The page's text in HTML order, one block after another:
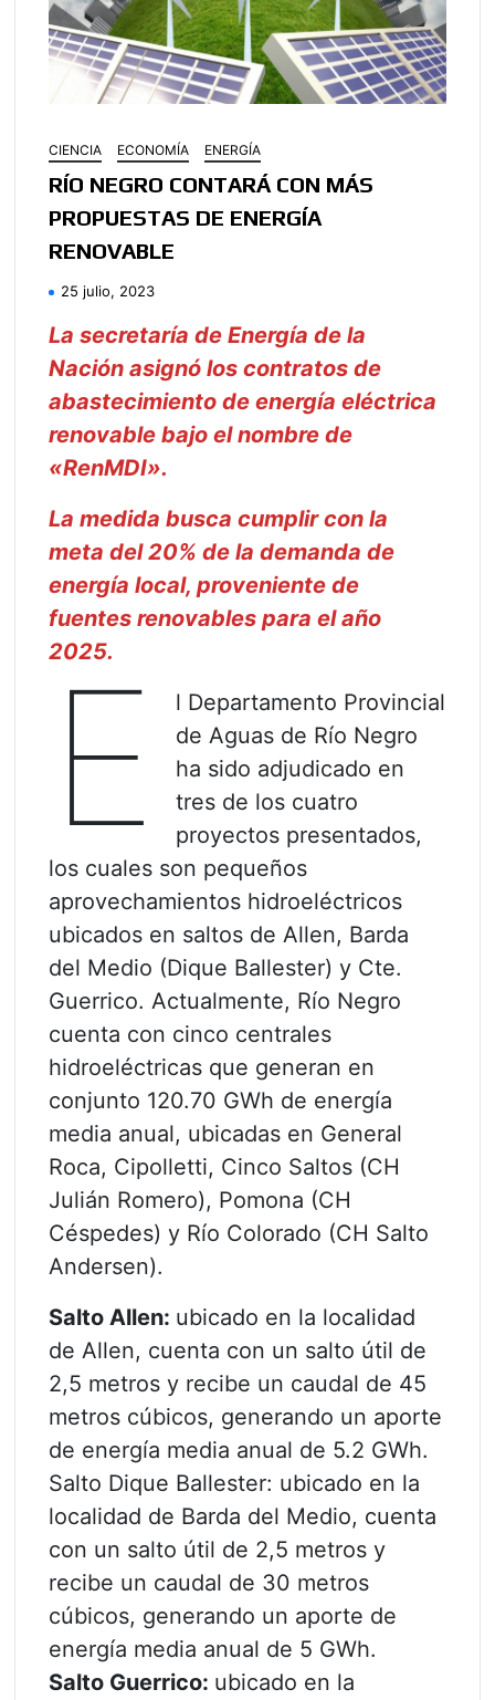
CIENCIA ECONOMÍA ENERGÍA
RÍO NEGRO CONTARÁ CON MÁS
PROPUESTAS DE ENERGÍA
RENOVABLE
25 julio, 2023
La secretaría de Energía de la
Nación asignó los contratos de
abastecimiento de energía eléctrica
renovable bajo el nombre de
«RenMDI».
La medida busca cumplir con la
meta del 20% de la demanda de
energía local, proveniente de
fuentes renovables para el año
2025.
E
l Departamento Provincial
de Aguas de Río Negro
ha sido adjudicado en
tres de los cuatro
proyectos presentados,
los cuales son pequeños
aprovechamientos hidroeléctricos
ubicados en saltos de Allen, Barda
del Medio (Dique Ballester) y Cte.
Guerrico. Actualmente, Río Negro
cuenta con cinco centrales
hidroeléctricas que generan en
conjunto 120.70 GWh de energía
media anual, ubicadas en General
Roca, Cipolletti, Cinco Saltos (CH
Julián Romero), Pomona (CH
Céspedes) y Río Colorado (CH Salto
Andersen).
Salto Allen: ubicado en la localidad
de Allen, cuenta con un salto útil de
2,5 metros y recibe un caudal de 45
metros cúbicos, generando un aporte
de energía media anual de 5.2 GWh.
Salto Dique Ballester: ubicado en la
localidad de Barda del Medio, cuenta
con un salto útil de 2,5 metros y
recibe un caudal de 30 metros
cúbicos, generando un aporte de
energía media anual de 5 GWh.
Salto Guerrico: ubicado en la